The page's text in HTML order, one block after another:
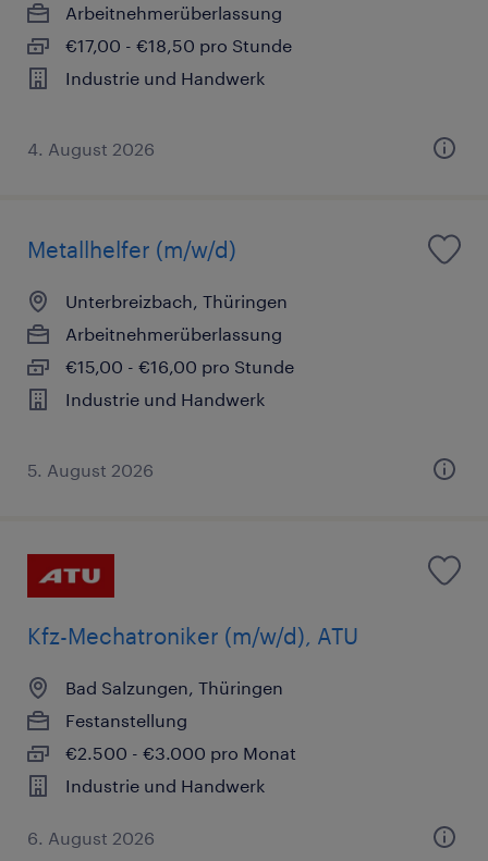
Arbeitnehmerüberlassung
€17,00 - €18,50 pro Stunde
Industrie und Handwerk
4. August 2026
Metallhelfer (m/w/d)
Unterbreizbach, Thüringen
Arbeitnehmerüberlassung
€15,00 - €16,00 pro Stunde
Industrie und Handwerk
5. August 2026
Kfz-Mechatroniker (m/w/d), ATU
Bad Salzungen, Thüringen
Festanstellung
€2.500 - €3.000 pro Monat
Industrie und Handwerk
6. August 2026